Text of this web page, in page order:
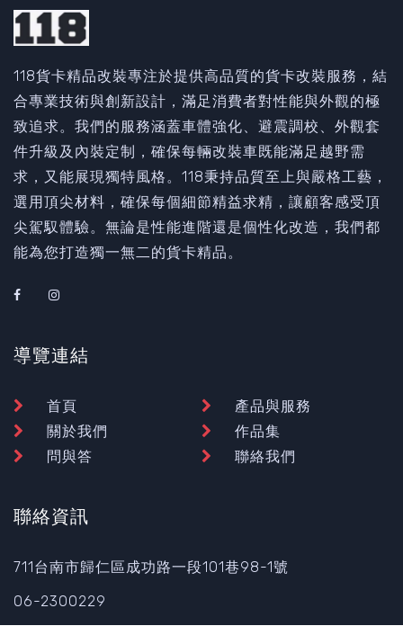
118貨卡精品改裝專注於提供高品質的貨卡改裝服務，結
合專業技術與創新設計，滿足消費者對性能與外觀的極
致追求。我們的服務涵蓋車體強化、避震調校、外觀套
件升級及內裝定制，確保每輛改裝車既能滿足越野需
求，又能展現獨特風格。118秉持品質至上與嚴格工藝，
選用頂尖材料，確保每個細節精益求精，讓顧客感受頂
尖駕馭體驗。無論是性能進階還是個性化改造，我們都
能為您打造獨一無二的貨卡精品。
導覽連結
首頁
產品與服務
關於我們
作品集
問與答
聯絡我們
聯絡資訊
711台南市歸仁區成功路一段101巷98-1號
06-2300229